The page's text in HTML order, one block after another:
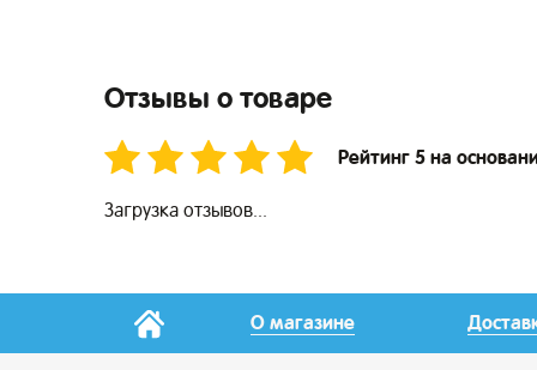
Отзывы о товаре
Рейтинг 5 на
Загрузка отзывов...
О магазине